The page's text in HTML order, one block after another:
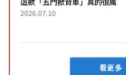
害！ 擁有全長4.3公尺的「剛剛
2026.07.10
看更多